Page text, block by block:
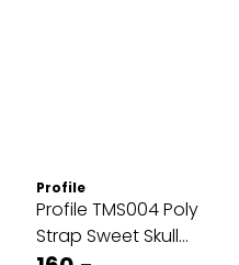
Profile
Profile TMS004 Poly
Strap Sweet Skull